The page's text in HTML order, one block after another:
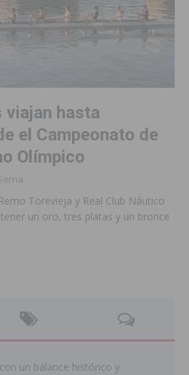
viajan hasta
el Campeonato de
Olímpico
Torevieja y Real Club Náutico
un oro, tres platas y un bronce
un balance histórico y